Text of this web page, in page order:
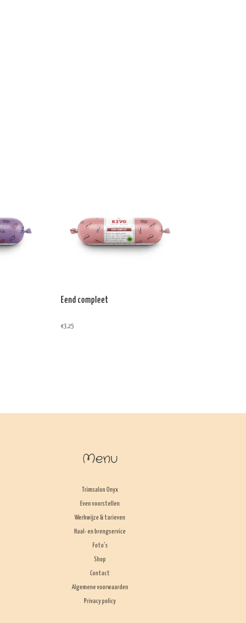
Eend compleet
€3,25
Menu
Trimsalon Onyx
Even voorstellen
Werkwijze & tarieven
Haal- en brengservice
Foto’s
Shop
Contact
Algemene voorwaarden
Privacy policy